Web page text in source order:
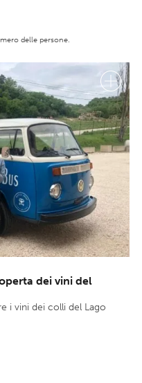
delle persone.
dei vini del
i vini dei colli del Lago